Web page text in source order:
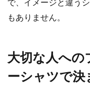
で、イメージと違う
もありません。
大切な人へ
ーシャツで決